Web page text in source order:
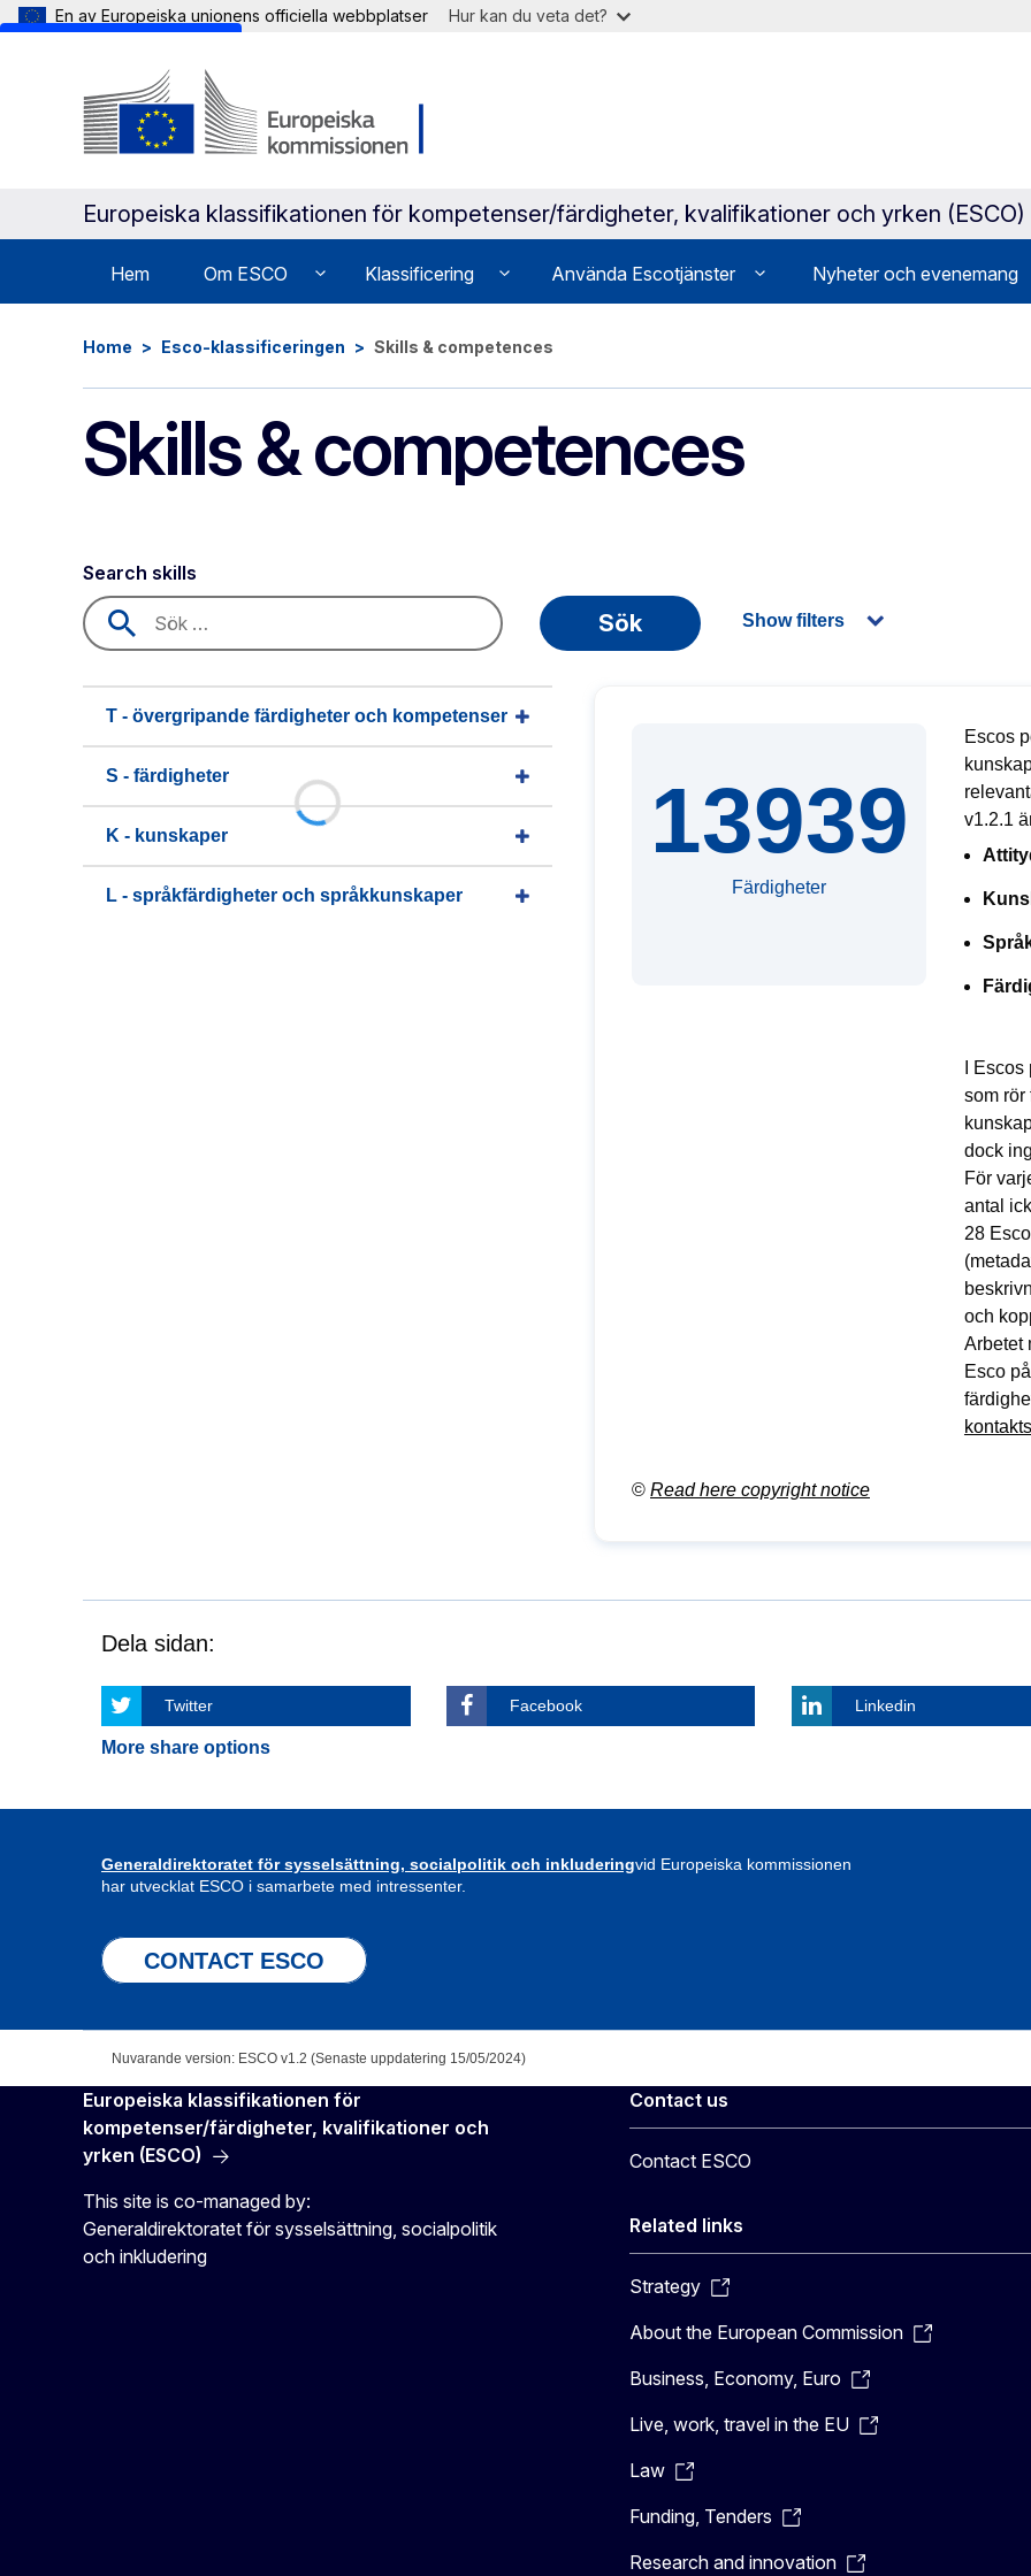
En av Europeiska unionens officiella webbplatser Hur kan du veta det?
Europeiska klassifikationen för kompetenser/färdigheter, kvalifikationer och yrken (ESCO)
Hem Om ESCO Klassificering Använda Escotjänster Nyheter och evenemang
Home Esco-klassificeringen Skills & competences
Skills & competences
Search skills
Sök Show filters
T - övergripande färdigheter och kompetenser
S - färdigheter
K - kunskaper
L - språkfärdigheter och språkkunskaper
13939
Färdigheter
Escos
v1.2.1
I
som rör
dock
För
antal
28
och
Arbetet
Esco
© Read here copyright notice
Dela sidan:
Twitter Facebook Linkedin
More share options
Generaldirektoratet för sysselsättning, socialpolitik och inkluderingvid Europeiska kommissionen
har utvecklat ESCO i samarbete med intressenter.
CONTACT ESCO
Nuvarande version: ESCO v1.2 (Senaste uppdatering 15/05/2024)
Europeiska klassifikationen för
kompetenser/färdigheter, kvalifikationer och
yrken (ESCO)
This site is co-managed by:
Generaldirektoratet för sysselsättning, socialpolitik
och inkludering
Contact us
Contact ESCO
Related links
Strategy
About the European Commission
Business, Economy, Euro
Live, work, travel in the EU
Law
Funding, Tenders
Research and innovation